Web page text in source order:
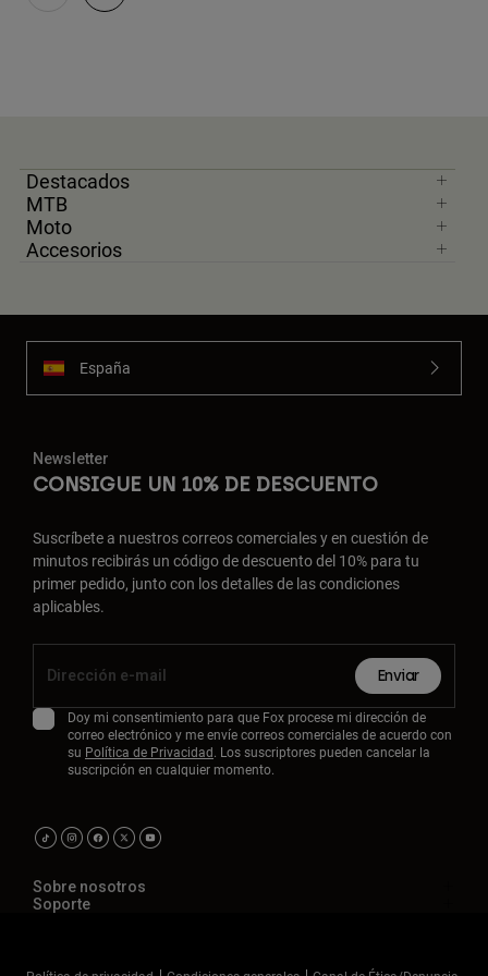
Destacados
MTB
Moto
Accesorios
España
Newsletter
CONSIGUE UN 10% DE DESCUENTO
Suscríbete a nuestros correos comerciales y en cuestión de
minutos recibirás un código de descuento del 10% para tu
primer pedido, junto con los detalles de las condiciones
aplicables.
Enviar
Doy mi consentimiento para que Fox procese mi dirección de
correo electrónico y me envíe correos comerciales de acuerdo con
su Política de Privacidad. Los suscriptores pueden cancelar la
suscripción en cualquier momento.
Sobre nosotros
Soporte